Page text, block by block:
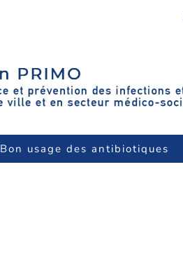
Bon usage des antibiotiques